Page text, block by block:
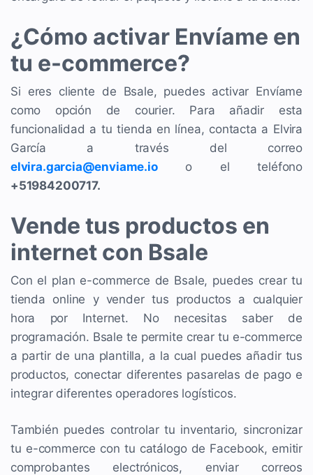
¿Cómo activar Envíame en
tu e-commerce?
Si eres cliente de Bsale, puedes activar Envíame
como opción de courier. Para añadir esta
funcionalidad a tu tienda en línea, contacta a Elvira
García a través del correo
elvira.garcia@enviame.ioo el teléfono
+51984200717.
Vende tus productos en
internet con Bsale
Con el plan e-commerce de Bsale, puedes crear tu
tienda online y vender tus productos a cualquier
hora por Internet. No necesitas saber de
programación. Bsale te permite crear tu e-commerce
a partir de una plantilla, a la cual puedes añadir tus
productos, conectar diferentes pasarelas de pago e
integrar diferentes operadores logísticos.
También puedes controlar tu inventario, sincronizar
tu e-commerce con tu catálogo de Facebook, emitir
comprobantes electrónicos, enviar correos